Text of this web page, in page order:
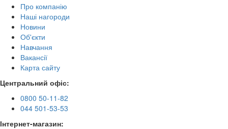
Про компанію
Наші нагороди
Новини
Об'єкти
Навчання
Вакансії
Карта сайту
Центральний офіс:
0800 50-11-82
044 501-53-53
Інтернет-магазин: